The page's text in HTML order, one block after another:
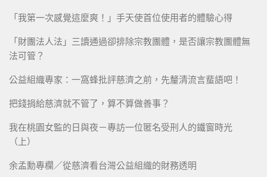
「我第一次感覺這麼爽！」手天使首位使用者的體驗心得
「財團法人法」三讀通過卻排除宗教團體，是否讓宗教團體無
法可管？
公益組織專家：一窩蜂批評慈濟之前，先釐清流言蜚語吧！
把錢捐給慈濟就不管了，算不算做善事？
我在桃園女監的日與夜－專訪一位匿名受刑人的鐵窗時光
（上）
余孟勳專欄／從慈濟看台灣公益組織的財務透明